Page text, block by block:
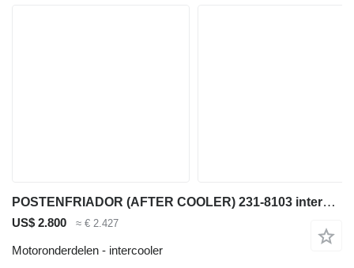
POSTENFRIADOR (AFTER COOLER) 231-8103 intercooler voor Caterpillar D9T bulldozer
US$ 2.800 ≈ € 2.427
Motoronderdelen - intercooler